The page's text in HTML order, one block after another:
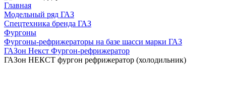
Главная
Модельный ряд ГАЗ
Спецтехника бренда ГАЗ
Фургоны
Фургоны-рефрижераторы на базе шасси марки ГАЗ
ГАЗон Некст Фургон-рефрижератор
ГАЗон НЕКСТ фургон рефрижератор (холодильник)